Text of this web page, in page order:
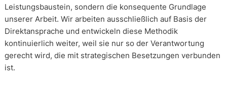
Leistungsbaustein, sondern die konsequente Grundlage
unserer Arbeit. Wir arbeiten ausschließlich auf Basis der
Direktansprache und entwickeln diese Methodik
kontinuierlich weiter, weil sie nur so der Verantwortung
gerecht wird, die mit strategischen Besetzungen verbunden
ist.